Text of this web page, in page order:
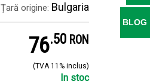
Țară origine: Bulgaria
76.5 RON
(TVA 11% inclus)
In stoc
BLOG